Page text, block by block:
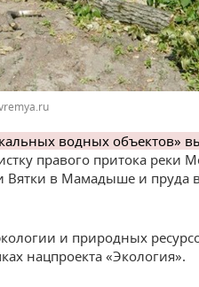
водных объектов»
правого притока реки
Вятки в Мамадыше и пруда
и природных
нацпроекта «Экология».